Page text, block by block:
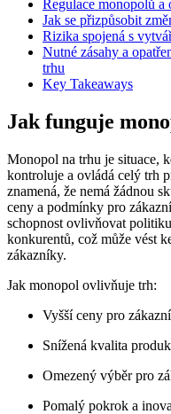
Regulace monopolů a
Jak se přizpůsobit
Rizika spojená s
Nutné zásahy a
trhu
Key Takeaways
Jak funguje
Monopol na trhu je situace,
kontroluje a ovládá celý trh
znamená, že nemá žádnou
ceny a podmínky pro
schopnost ovlivňovat
konkurentů, což může vést
zákazníky.
Jak monopol ovlivňuje trh:
Vyšší ceny pro
Snížená kvalita
Omezený výběr pro
Pomalý pokrok a